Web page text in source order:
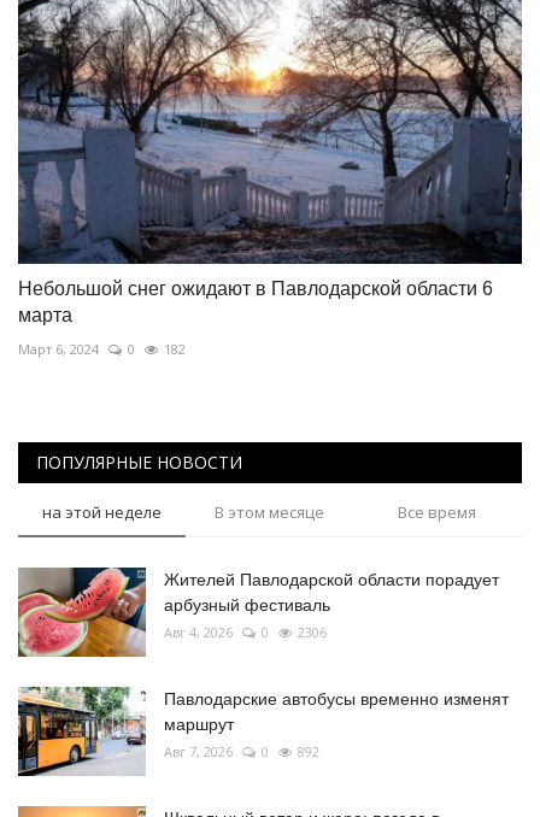
Небольшой снег ожидают в Павлодарской области 6
марта
Март 6, 2024 0 182
ПОПУЛЯРНЫЕ НОВОСТИ
на этой неделе В этом месяце Все время
Жителей Павлодарской области порадует
арбузный фестиваль
Авг 4, 2026 0 2306
Павлодарские автобусы временно изменят
маршрут
Авг 7, 2026 0 892